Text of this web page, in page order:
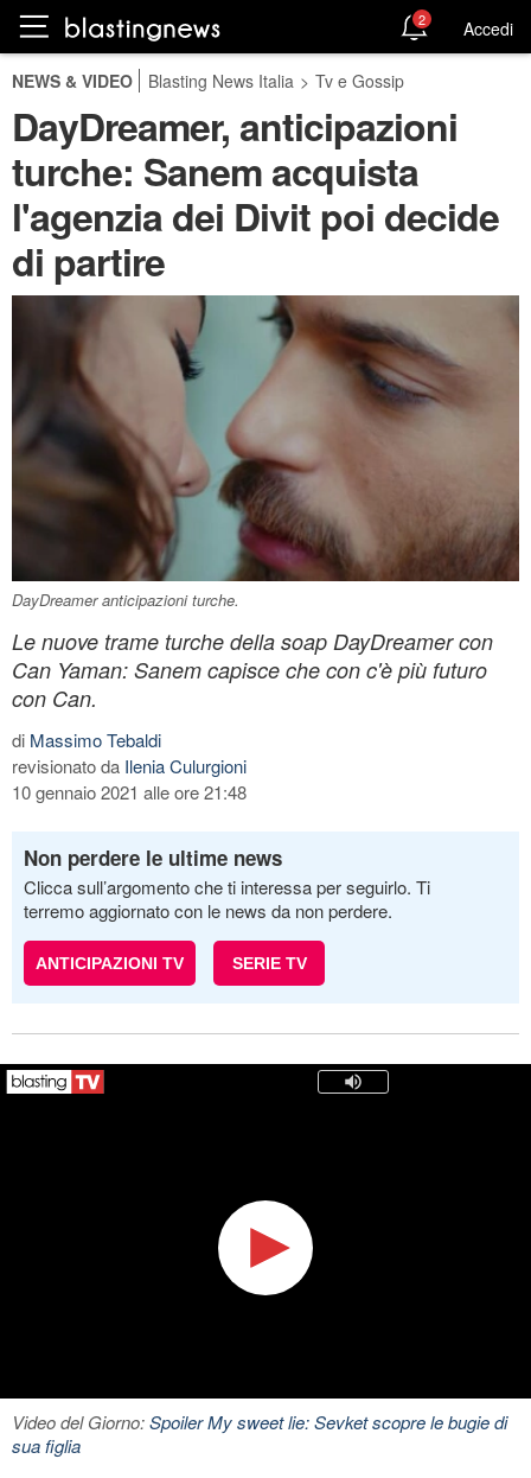
2 Accedi
NEWS & VIDEO Blasting News Italia > Tv e Gossip
DayDreamer, anticipazioni
turche: Sanem acquista
l'agenzia dei Divit poi decide
di partire
DayDreamer anticipazioni turche.
Le nuove trame turche della soap DayDreamer con
Can Yaman: Sanem capisce che con c'è più futuro
con Can.
di Massimo Tebaldi
revisionato da Ilenia Culurgioni
10 gennaio 2021 alle ore 21:48
Non perdere le ultime news
Clicca sull’argomento che ti interessa per seguirlo. Ti
terremo aggiornato con le news da non perdere.
ANTICIPAZIONI TV SERIE TV
Video del Giorno:Spoiler My sweet lie: Sevket scopre le bugie di
sua figlia